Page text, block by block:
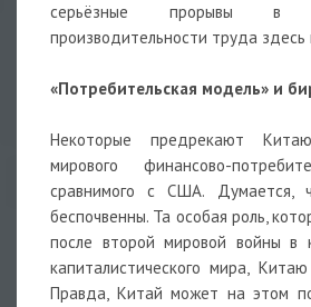
серьёзные прорывы в
производительности труда
«Потребительская модель» и
Некоторые предрекают
мирового финансово-
сравнимого с США. Думается,
беспочвенны. Та особая роль,
после второй мировой войны в
капиталистического мира,
Правда, Китай может на этом